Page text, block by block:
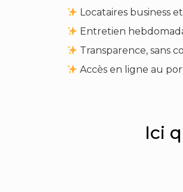
Locataires business
Entretien
Transparence, sans
Accès en ligne au
Ici